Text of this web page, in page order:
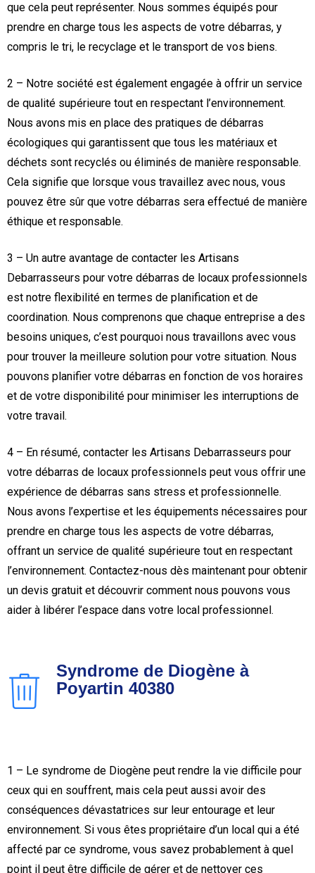
que cela peut représenter. Nous sommes équipés pour
prendre en charge tous les aspects de votre débarras, y
compris le tri, le recyclage et le transport de vos biens.
2 – Notre société est également engagée à offrir un service
de qualité supérieure tout en respectant l’environnement.
Nous avons mis en place des pratiques de débarras
écologiques qui garantissent que tous les matériaux et
déchets sont recyclés ou éliminés de manière responsable.
Cela signifie que lorsque vous travaillez avec nous, vous
pouvez être sûr que votre débarras sera effectué de manière
éthique et responsable.
3 – Un autre avantage de contacter les Artisans
Debarrasseurs pour votre débarras de locaux professionnels
est notre flexibilité en termes de planification et de
coordination. Nous comprenons que chaque entreprise a des
besoins uniques, c’est pourquoi nous travaillons avec vous
pour trouver la meilleure solution pour votre situation. Nous
pouvons planifier votre débarras en fonction de vos horaires
et de votre disponibilité pour minimiser les interruptions de
votre travail.
4 – En résumé, contacter les Artisans Debarrasseurs pour
votre débarras de locaux professionnels peut vous offrir une
expérience de débarras sans stress et professionnelle.
Nous avons l’expertise et les équipements nécessaires pour
prendre en charge tous les aspects de votre débarras,
offrant un service de qualité supérieure tout en respectant
l’environnement. Contactez-nous dès maintenant pour obtenir
un devis gratuit et découvrir comment nous pouvons vous
aider à libérer l’espace dans votre local professionnel.
Syndrome de Diogène à
Poyartin 40380
1 – Le syndrome de Diogène peut rendre la vie difficile pour
ceux qui en souffrent, mais cela peut aussi avoir des
conséquences dévastatrices sur leur entourage et leur
environnement. Si vous êtes propriétaire d’un local qui a été
affecté par ce syndrome, vous savez probablement à quel
point il peut être difficile de gérer et de nettoyer ces